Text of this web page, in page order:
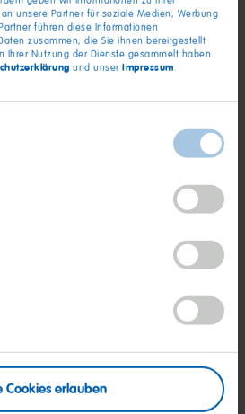
unsere Partner für soziale Medien, Werbung
führen diese Informationen
zusammen, die Sie ihnen bereitgestellt
Ihrer Nutzung der Dienste gesammelt haben.
und unser Impressum.
Cookies erlauben
am häufigsten gestellten Fragen.
der Tropiftrutti